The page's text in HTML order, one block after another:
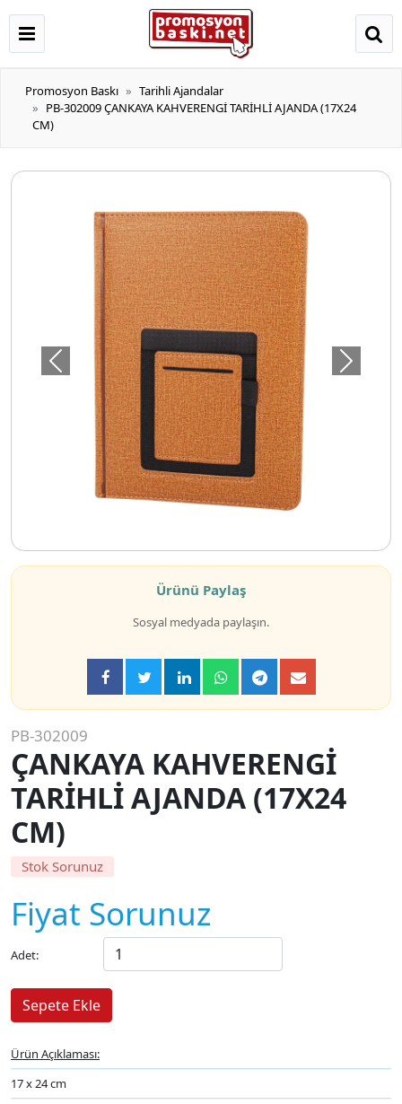
Promosyon Baskı
Tarihli Ajandalar
PB-302009 ÇANKAYA KAHVERENGİ TARİHLİ AJANDA (17X24
CM)
Önceki Sonraki
Ürünü Paylaş
Sosyal medyada paylaşın.
PB-302009
ÇANKAYA KAHVERENGİ
TARİHLİ AJANDA (17X24
CM)
Stok Sorunuz
Fiyat Sorunuz
Adet:
Ürün Açıklaması:
17 x 24 cm